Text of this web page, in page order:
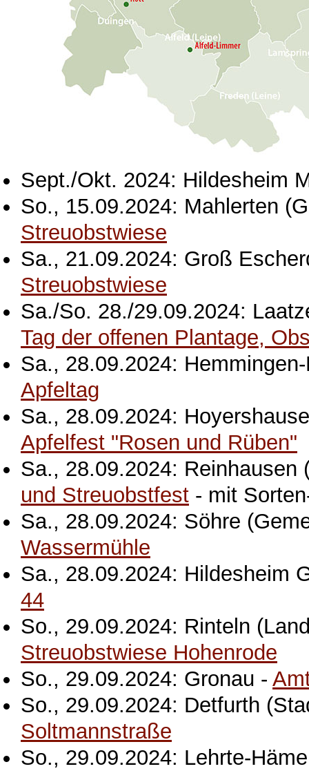
Sept./Okt. 2024: Hildesheim
So., 15.09.2024: Mahlerten
Streuobstwiese
Sa., 21.09.2024: Groß
Streuobstwiese
Sa./So. 28./29.09.2024:
Tag der offenen Plantage,
Sa., 28.09.2024:
Apfeltag
Sa., 28.09.2024:
Apfelfest "Rosen und Rüben"
Sa., 28.09.2024:
und Streuobstfest - mit
Sa., 28.09.2024: Söhre
Wassermühle
Sa., 28.09.2024: Hildesheim
44
So., 29.09.2024: Rinteln
Streuobstwiese Hohenrode
So., 29.09.2024: Gronau -
So., 29.09.2024: Detfurth
Soltmannstraße
So., 29.09.2024: Lehrte-